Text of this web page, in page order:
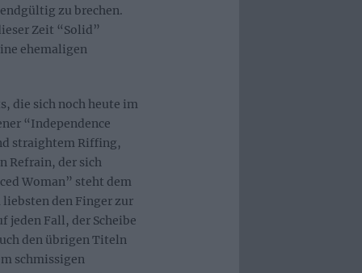
zu brechen.
Zeit “Solid”
ehemaligen
die sich noch heute im
“Independence
straightem Riffing,
Refrain, der sich
Woman” steht dem
liebsten den Finger zur
jeden Fall, der Scheibe
den übrigen Titeln
schmissigen